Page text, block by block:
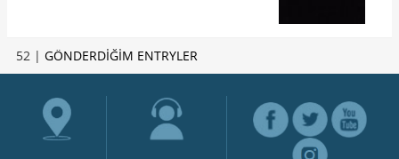
52 | GÖNDERDİĞİM ENTRYLER